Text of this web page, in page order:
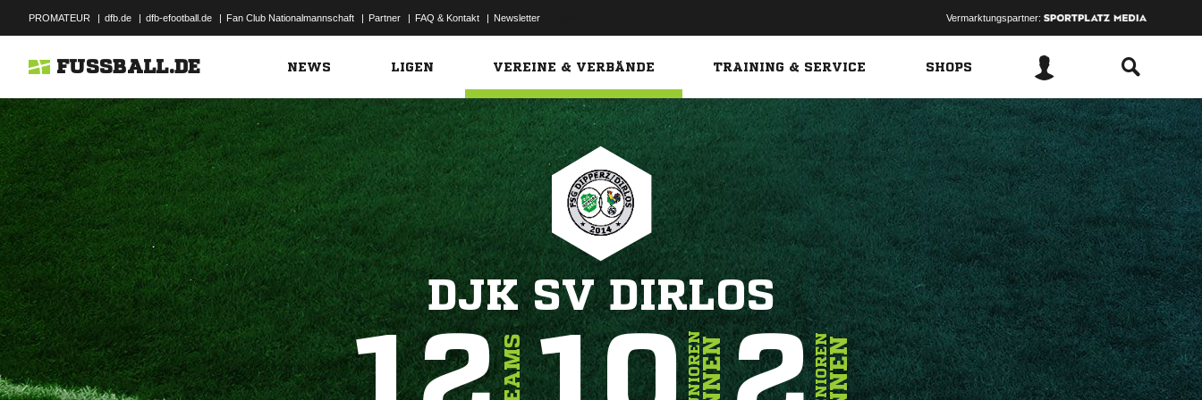
PROMATEUR | dfb.de | dfb-efootball.de | Fan Club Nationalmannschaft | Partner | FAQ & Kontakt | Newsletter Vermarktungspartner:
FUSSBALL.DE NEWS LIGEN VEREINE & VERBÄNDE TRAINING & SERVICE SHOPS
DJK SV DIRLOS
TEAMS JUNIORENINNEN SENIORENINNEN